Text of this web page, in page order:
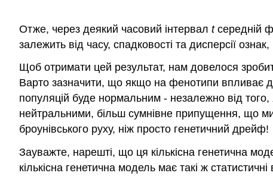
Отже, через деякий часовий інтервал tсередній
залежить від часу, спадковості та дисперсії
Щоб отримати цей результат, нам довелося
Варто зазначити, що якщо на фенотипи впливає
популяцій буде нормальним - незалежно від
нейтральними, більш сумнівне припущення, що
броунівського руху, ніж просто генетичний дрейф!
Зауважте, нарешті, що ця кількісна генетична
кількісна генетична модель має такі ж